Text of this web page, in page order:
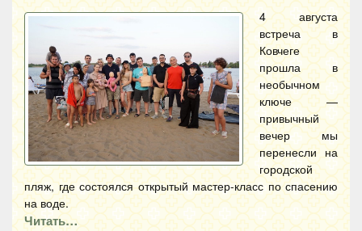
4 августа
встреча в
Ковчеге
прошла в
необычном
ключе —
привычный
вечер мы
перенесли на
городской
пляж, где состоялся открытый мастер-класс по спасению
на воде.
Читать…